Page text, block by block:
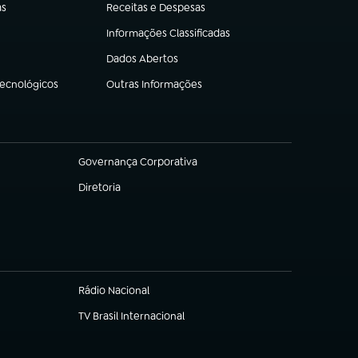
Receitas e Despesas
(abre em nova aba)
Informações Classificadas
(abre em nova aba)
Dados Abertos
(abre em nova aba)
Outras Informações
(abre em nova aba)
Governança Corporativa
(abre em nova aba)
Diretoria
(abre em nova aba)
Rádio Nacional
TV Brasil Internacional
(abre em nova aba)